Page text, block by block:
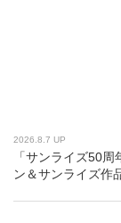
2026.8.7 UP
「サンライズ50
ン＆サンライズ作